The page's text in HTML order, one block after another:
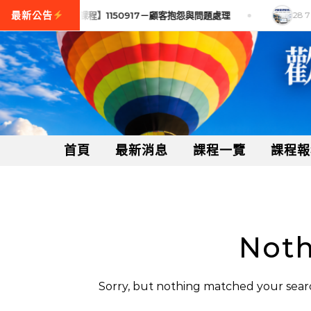
Skip to content
7 月, 2026【訓練課程】1150917－顧客抱怨與問題處理 28 7
首頁 最新消息 課程一覽 課程
Sorry, but nothing matched your